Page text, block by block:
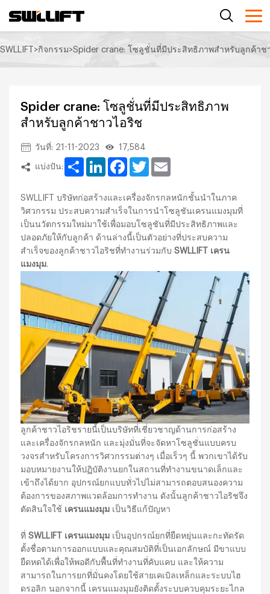
SWLLIFT>กิจกรรม>Spider crane: โซลูชั่นที่มีประสิทธิภาพสำหรับลูกค้าช
Spider crane: โซลูชั่นที่มีประสิทธิภาพ
สำหรับลูกค้าชาวไอริช
วันที่: 21-11-2023 17,584
แบ่งปัน:
Share LinkedInFacebook
Twitter
SWLLIFT บริษัทก่อสร้างและเครื่องจักรกลหนักชั้นนำในภาค
วิศวกรรม ประสบความสำเร็จในการนำโซลูชันเครนแมงมุมที่
เป็นนวัตกรรมใหม่มาใช้เพื่อมอบโซลูชันที่มีประสิทธิภาพและ
ปลอดภัยให้กับลูกค้า ด้านล่างนี้เป็นตัวอย่างที่ประสบความ
สำเร็จของลูกค้าชาวไอริชที่ทำงานร่วมกับSWLLIFT เครน
แมงมุม.
ลูกค้าชาวไอริชรายนี้เป็นบริษัทที่เชี่ยวชาญด้านการก่อสร้าง
และเครื่องจักรกลหนัก และมุ่งมั่นที่จะจัดหาโซลูชั่นแบบครบ
วงจรสำหรับโครงการวิศวกรรมต่างๆ เมื่อเร็วๆ นี้ พวกเขาได้รับ
มอบหมายงานให้ปฏิบัติงานยกในสถานที่ทำงานขนาดเล็กและ
เข้าถึงได้ยาก อุปกรณ์ยกแบบทั่วไปไม่สามารถตอบสนองความ
ต้องการของสภาพแวดล้อมการทำงาน ดังนั้นลูกค้าชาวไอริชจึง
ตัดสินใจใช้ เครนแมงมุม เป็นวิธีแก้ปัญหา
ที่ SWLLIFT เครนแมงมุม เป็นอุปกรณ์ยกที่ยืดหยุ่นและกะทัดรัด
ตั้งชื่อตามการออกแบบและคุณสมบัติที่เป็นเอกลักษณ์ มีขาแบบ
ยืดหดได้เพื่อให้พอดีกับพื้นที่ทำงานที่คับแคบ และให้ความ
สามารถในการยกที่มั่นคงโดยใช้สายเคเบิลเหล็กและระบบไฮ
ดรอลิก นอกจากนี้ เครนแมงมุมยังติดตั้งระบบควบคุมระยะไกล